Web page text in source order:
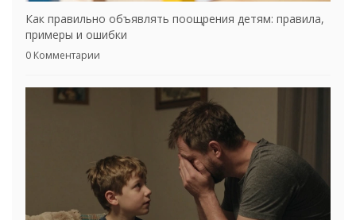
Как правильно объявлять поощрения детям: правила,
примеры и ошибки
0 Комментарии